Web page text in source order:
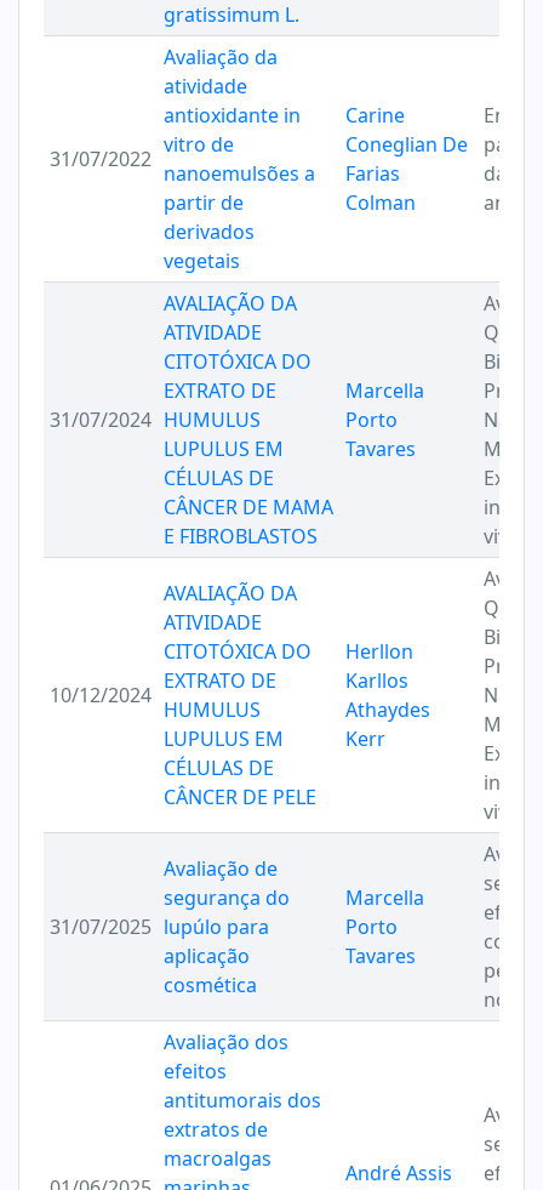
gratissimum L.
31/07/2022
Avaliação da
atividade
antioxidante in
vitro de
nanoemulsões a
partir de
derivados
vegetais
Carine
Coneglian De
Farias
Colman
para
da
31/07/2024
AVALIAÇÃO DA
ATIVIDADE
CITOTÓXICA DO
EXTRATO DE
HUMULUS
LUPULUS EM
CÉLULAS DE
CÂNCER DE MAMA
E FIBROBLASTOS
Marcella
Porto
Tavares
in
vivo
10/12/2024
AVALIAÇÃO DA
ATIVIDADE
CITOTÓXICA DO
EXTRATO DE
HUMULUS
LUPULUS EM
CÉLULAS DE
CÂNCER DE PELE
Herllon
Karllos
Athaydes
Kerr
in
vivo
31/07/2025
Avaliação de
segurança do
lupúlo para
aplicação
cosmética
Marcella
Porto
Tavares
Avaliação dos
efeitos
antitumorais dos
extratos de
macroalgas
André Assis